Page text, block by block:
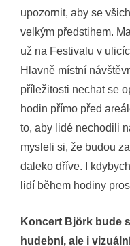
upozornit, aby se
velkým předstihem.
už na Festivalu v
Hlavně místní
příležitosti nechat se
hodin přímo před
to, aby lidé nechodili
mysleli si, že budou
daleko dříve. I
lidí během hodiny
Koncert Björk bude
hudební, ale i